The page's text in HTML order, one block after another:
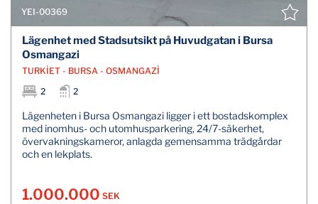
YEI-00369
Lägenhet med Stadsutsikt på Huvudgatan i Bursa
Osmangazi
TURKİET - BURSA - OSMANGAZİ
2
2
Lägenheten i Bursa Osmangazi ligger i ett bostadskomplex
med inomhus- och utomhusparkering, 24/7-säkerhet,
övervakningskameror, anlagda gemensamma trädgårdar
och en lekplats.
1.000.000 SEK